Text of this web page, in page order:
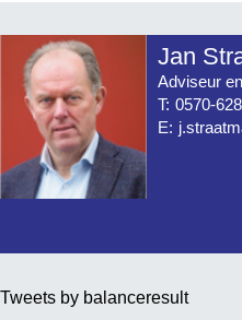
Jan
Adviseur
T: 0570-
E:
Tweets by balanceresult